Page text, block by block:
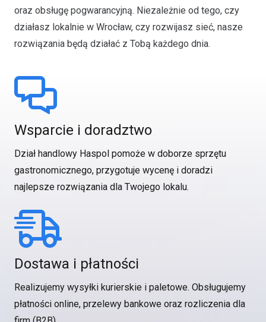
oraz obsługę pogwarancyjną. Niezależnie od tego, czy
działasz lokalnie w Wrocław, czy rozwijasz sieć, nasze
rozwiązania będą działać z Tobą każdego dnia.
Wsparcie i doradztwo
Dział handlowy Haspol pomoże w doborze sprzętu
gastronomicznego, przygotuje wycenę i doradzi
najlepsze rozwiązania dla Twojego lokalu.
Dostawa i płatności
Realizujemy wysyłki kurierskie i paletowe. Obsługujemy
płatności online, przelewy bankowe oraz rozliczenia dla